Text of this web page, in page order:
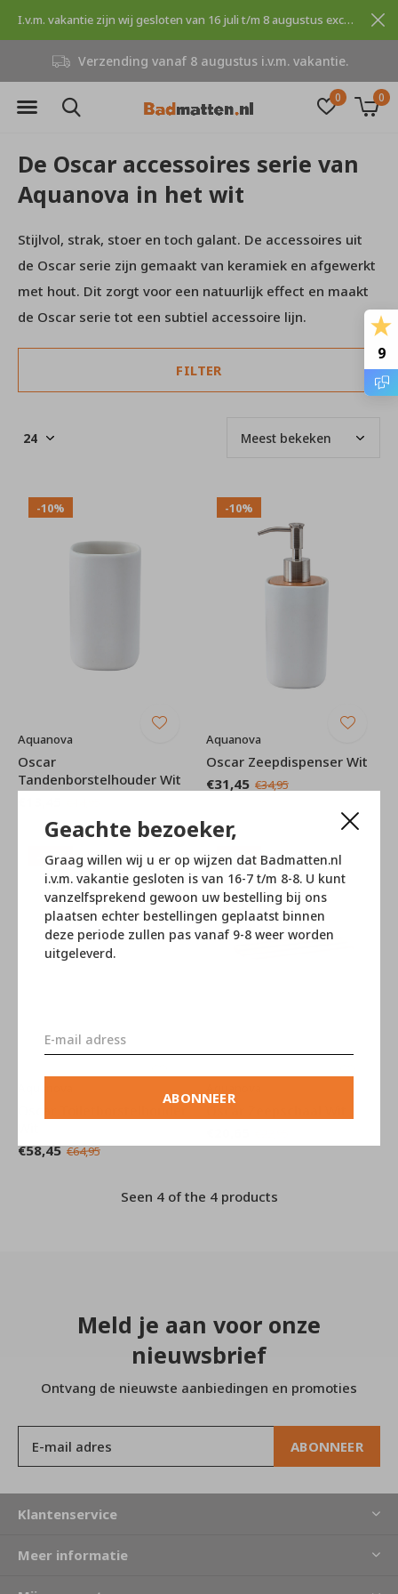
Geachte bezoeker,
Graag willen wij u er op wijzen dat Badmatten.nl
i.v.m. vakantie gesloten is van 16-7 t/m 8-8. U kunt
vanzelfsprekend gewoon uw bestelling bij ons
plaatsen echter bestellingen geplaatst binnen
deze periode zullen pas vanaf 9-8 weer worden
uitgeleverd.
ABONNEER
0 0
Verzending vanaf 8 augustus i.v.m. vakantie.
I.v.m. vakantie zijn wij gesloten van 16 juli t/m 8 augustus excuses voor dit ongemak.
De Oscar accessoires serie van
Aquanova in het wit
Stijlvol, strak, stoer en toch galant. De accessoires uit
de Oscar serie zijn gemaakt van keramiek en afgewerkt
met hout. Dit zorgt voor een natuurlijk effect en maakt
de Oscar serie tot een subtiel accessoire lijn.
FILTER
-10%
Aquanova
Oscar
Tandenborstelhouder Wit
-10%
Aquanova
Oscar Zeepdispenser Wit
€31,45 €34,95
-10%
€58,45 €64,95
-10%
Seen 4 of the 4 products
Meld je aan voor onze
nieuwsbrief
Ontvang de nieuwste aanbiedingen en promoties
ABONNEER
Klantenservice
Meer informatie
9